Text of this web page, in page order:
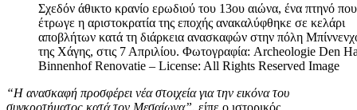
Σχεδόν άθικτο κρανίο ερωδιού του 13ου αιώνα, ένα πτηνό που
έτρωγε η αριστοκρατία της εποχής ανακαλύφθηκε σε κελάρι
αποβλήτων κατά τη διάρκεια ανασκαφών στην πόλη
της Χάγης, στις 7 Απριλίου. Φωτογραφία: Archeologie Den
Binnenhof Renovatie – License: All Rights Reserved Image
“Η ανασκαφή προσφέρει νέα στοιχεία για την εικόνα του
συγκροτήματος κατά τον Μεσαίωνα”, είπε ο ιστορικός